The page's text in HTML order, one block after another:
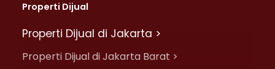
Properti Dijual
Properti Dijual di Jakarta >
Properti Dijual di Jakarta Barat >